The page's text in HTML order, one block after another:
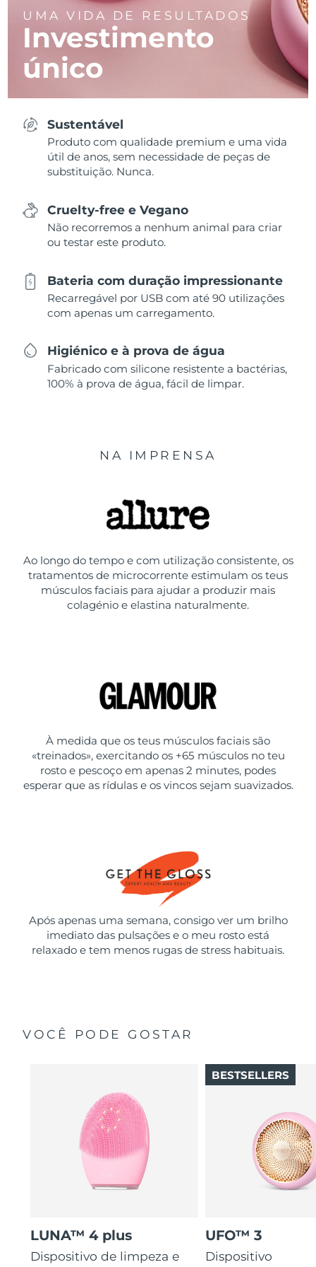
UMA VIDA DE RESULTADOS
Investimento
único
Sustentável
Produto com qualidade premium e uma vida
útil de anos, sem necessidade de peças de
substituição. Nunca.
Cruelty-free e Vegano
Não recorremos a nenhum animal para criar
ou testar este produto.
Bateria com duração impressionante
Recarregável por USB com até 90 utilizações
com apenas um carregamento.
Higiénico e à prova de água
Fabricado com silicone resistente a bactérias,
100% à prova de água, fácil de limpar.
NA IMPRENSA
Ao longo do tempo e com utilização consistente, os
tratamentos de microcorrente estimulam os teus
músculos faciais para ajudar a produzir mais
colagénio e elastina naturalmente.
À medida que os teus músculos faciais são
«treinados», exercitando os +65 músculos no teu
rosto e pescoço em apenas 2 minutes, podes
esperar que as rídulas e os vincos sejam suavizados.
Após apenas uma semana, consigo ver um brilho
imediato das pulsações e o meu rosto está
relaxado e tem menos rugas de stress habituais.
VOCÊ PODE GOSTAR
LUNA™ 4 plus
Dispositivo de limpeza e
UFO™ 3
Dispositivo
BESTSELLERS